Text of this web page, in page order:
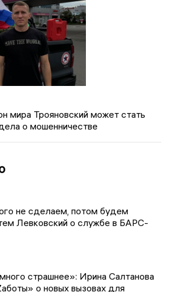
мира Трояновский может стать
о мошенничестве
не сделаем, потом будем
Левковский о службе в БАРС-
страшнее»: Ирина Салтанова
о новых вызовах для